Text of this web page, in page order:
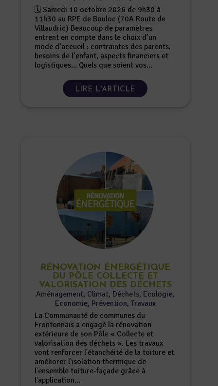
🗓️ Samedi 10 octobre 2026 de 9h30 à
11h30 au RPE de Bouloc (70A Route de
Villaudric) Beaucoup de paramètres
entrent en compte dans le choix d’un
mode d’accueil : contraintes des parents,
besoins de l’enfant, aspects financiers et
logistiques... Quels que soient vos...
RÉNOVATION ÉNERGÉTIQUE
DU PÔLE COLLECTE ET
VALORISATION DES DÉCHETS
Aménagement, Climat, Déchets, Ecologie,
Economie, Prévention, Travaux
La Communauté de communes du
Frontonnais a engagé la rénovation
extérieure de son Pôle « Collecte et
valorisation des déchets ». Les travaux
vont renforcer l'étanchéité de la toiture et
améliorer l'isolation thermique de
l'ensemble toiture-façade grâce à
l'application...